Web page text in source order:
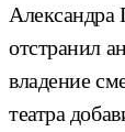
Александра
отстранил
владение
театра